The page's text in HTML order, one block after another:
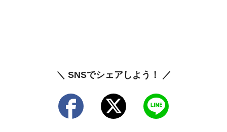
＼ SNSでシェアしよう！ ／